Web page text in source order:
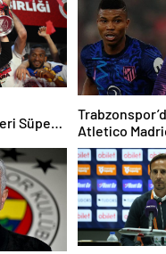
Süper
Atletico
gündemde